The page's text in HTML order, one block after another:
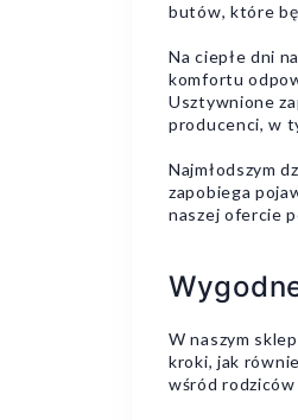
butów, które
Na ciepłe dni
komfortu
Usztywnione
producenci, w
Najmłodszym
zapobiega
naszej ofercie
W naszym
kroki, jak
wśród rodziców